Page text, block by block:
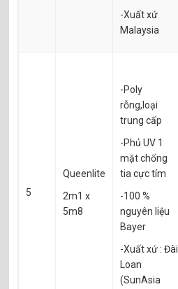
-Xuất xứ
Malaysia
5
Queenlite
2m1 x
5m8
-Poly
rỗng,loại
trung cấp
-Phủ UV 1
mặt chống
tia cực tím
-100 %
nguyên liệu
Bayer
-Xuất xứ : Đài
Loan
(SunAsia